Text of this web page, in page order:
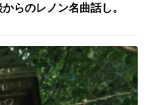
らのレノン名曲話し。